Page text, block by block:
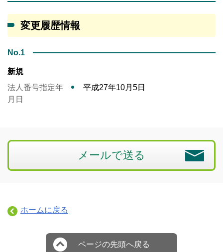
変更履歴情報
No.1
新規
法人番号指定年
月日
平成27年10月5日
メールで送る
ホームに戻る
ページの先頭へ戻る